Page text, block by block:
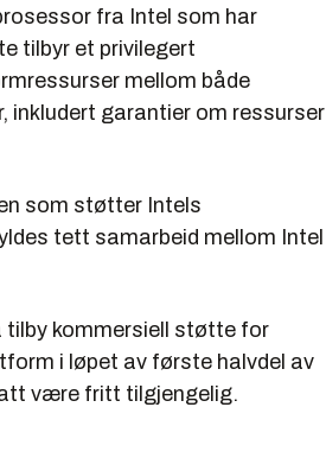
fra Intel som har
tilbyr et privilegert
mellom både
inkludert garantier om ressurser
som støtter Intels
tett samarbeid mellom Intel
tilby kommersiell støtte for
i løpet av første halvdel av
være fritt tilgjengelig.